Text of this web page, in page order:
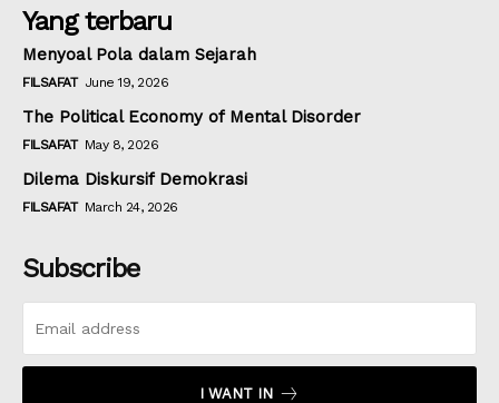
Yang terbaru
Menyoal Pola dalam Sejarah
FILSAFAT June 19, 2026
The Political Economy of Mental Disorder
FILSAFAT May 8, 2026
Dilema Diskursif Demokrasi
FILSAFAT March 24, 2026
Subscribe
I WANT IN